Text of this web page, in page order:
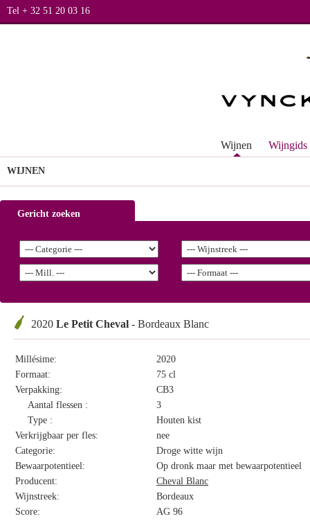
Tel + 32 51 20 03 16
Wijnen Wijngids
WIJNEN
Gericht zoeken
2020 Le Petit Cheval - Bordeaux Blanc
Millésime:
2020
Formaat:
75 cl
Verpakking:
CB3
Aantal flessen :
3
Type :
Houten kist
Verkrijgbaar per fles:
nee
Categorie:
Droge witte wijn
Bewaarpotentieel:
Op dronk maar met bewaarpotentieel
Producent:
Cheval Blanc
Wijnstreek:
Bordeaux
Score:
AG 96